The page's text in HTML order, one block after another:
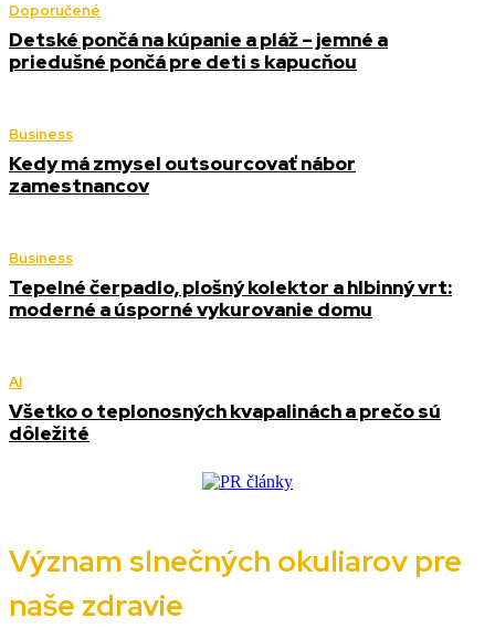
Doporučené
Detské pončá na kúpanie a pláž – jemné a
priedušné pončá pre deti s kapucňou
Business
Kedy má zmysel outsourcovať nábor
zamestnancov
Business
Tepelné čerpadlo, plošný kolektor a hlbinný vrt:
moderné a úsporné vykurovanie domu
AI
Všetko o teplonosných kvapalinách a prečo sú
dôležité
Význam slnečných okuliarov pre
naše zdravie